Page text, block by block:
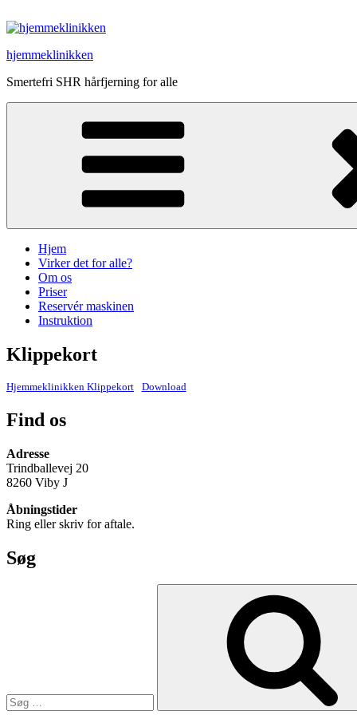
til
hjemmeklinikken
Smertefri SHR hårfjerning for alle
Hjem
Virker det for alle?
Om os
Priser
Reservér maskinen
Instruktion
Klippekort
Hjemmeklinikken Klippekort Download
Find os
Adresse
Trindballevej 20
8260 Viby J
Åbningstider
Ring eller skriv for aftale.
Søg